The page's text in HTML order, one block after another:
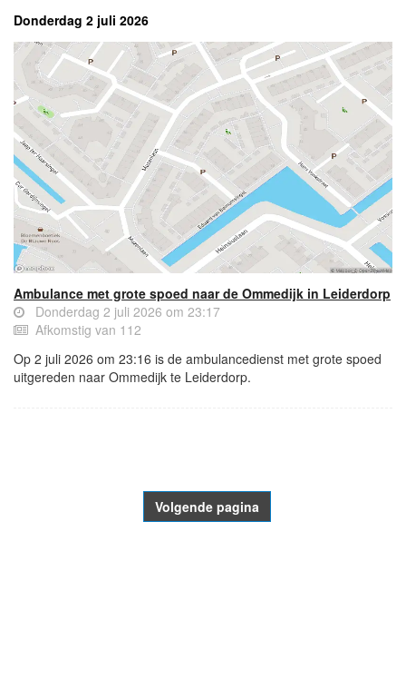
Donderdag 2 juli 2026
Ambulance met grote spoed naar de Ommedijk in Leiderdorp
Donderdag 2 juli 2026 om 23:17
Afkomstig van 112
Op 2 juli 2026 om 23:16 is de ambulancedienst met grote spoed
uitgereden naar Ommedijk te Leiderdorp.
Volgende pagina